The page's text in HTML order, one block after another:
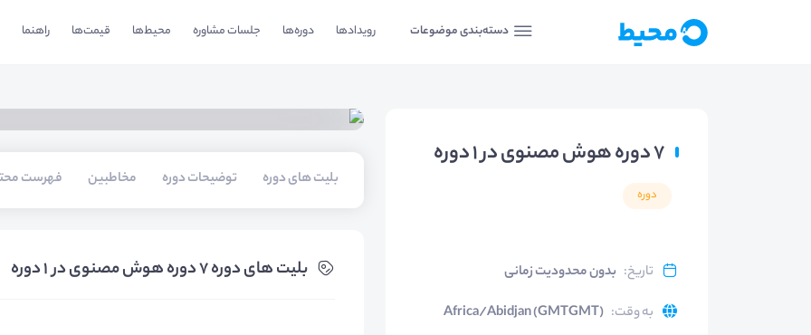
دسته‌بندی موضوعات رویدادها دوره‌ها جلسات مشاوره محیط‌ها قیمت‌ها راهنما
7 دوره هوش مصنوی در 1 دوره
دوره
تاریخ: بدون محدودیت زمانی
به وقت:
Africa/Abidjan (GMTGMT)
بلیت های دوره توضیحات دوره مخاطبین فهرست
بلیت های دوره 7 دوره هوش مصنوی در 1 دوره